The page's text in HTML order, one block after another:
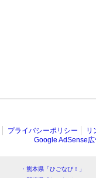
プライバシーポリシー リ
Google AdSense
・熊本県「ひごなび！」